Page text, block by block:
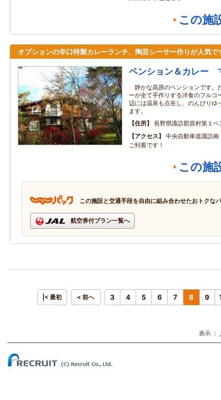
この施
オプションの辛口特製カレーランチ、陶芸シーサー作りが人気で
ペンション＆カレー
静かな高原のペンションです。
ーが全て手作りする洋食のフルコ
辺には温泉も点在し、のんびりゆ
ます。
住所
長野県諏訪郡原村第１
アクセス
中央自動車道諏訪
ご到着です！
この施
この施設と交通手段を自由に組み合わせたおトクな
航空券付プラン一覧へ
|< 最初 < 前へ 3 4 5 6 7 8 9
表示 ：